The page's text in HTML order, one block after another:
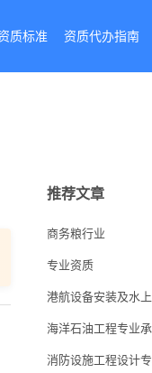
质标准 资质代办指南
推荐文章
商务粮行业
专业资质
港航设备安装及水
海洋石油工程专业
消防设施工程设计